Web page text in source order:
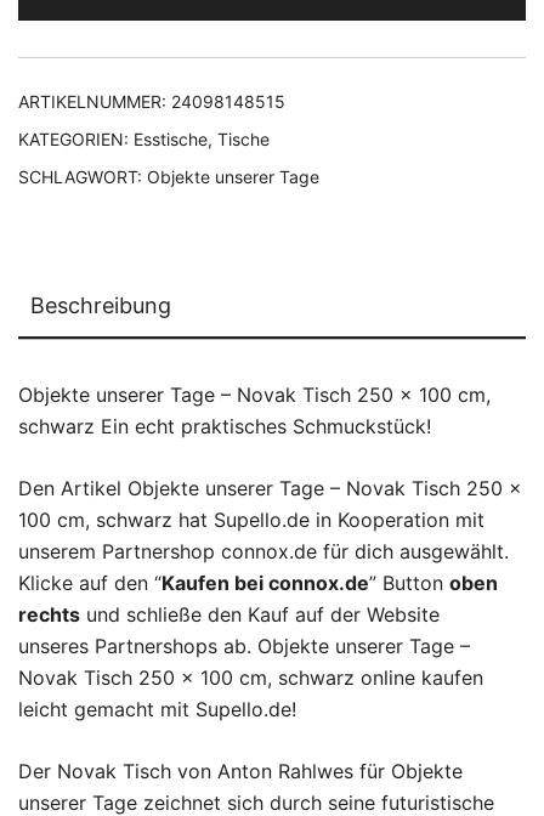
ARTIKELNUMMER: 24098148515
KATEGORIEN: Esstische, Tische
SCHLAGWORT: Objekte unserer Tage
Beschreibung
Objekte unserer Tage – Novak Tisch 250 x 100 cm,
schwarz Ein echt praktisches Schmuckstück!
Den Artikel Objekte unserer Tage – Novak Tisch 250 x
100 cm, schwarz hat Supello.de in Kooperation mit
unserem Partnershop connox.de für dich ausgewählt.
Klicke auf den “Kaufen bei connox.de” Button oben
rechts und schließe den Kauf auf der Website
unseres Partnershops ab. Objekte unserer Tage –
Novak Tisch 250 x 100 cm, schwarz online kaufen
leicht gemacht mit Supello.de!
Der Novak Tisch von Anton Rahlwes für Objekte
unserer Tage zeichnet sich durch seine futuristische